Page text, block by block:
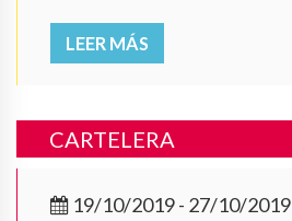
LEER MÁS
CARTELERA
19/10/2019 - 27/10/2019